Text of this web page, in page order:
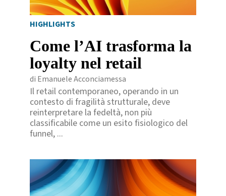
HIGHLIGHTS
Come l’AI trasforma la
loyalty nel retail
di Emanuele Acconciamessa
Il retail contemporaneo, operando in un
contesto di fragilità strutturale, deve
reinterpretare la fedeltà, non più
classificabile come un esito fisiologico del
funnel, ...